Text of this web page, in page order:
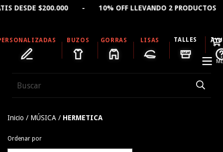
- 10% OFF LLEVANDO 2 PRODUCTOS - 15% OFF
BUZOS GORRAS LISAS TALLES
Inicio / MÚSICA / HERMETICA
Ordenar por